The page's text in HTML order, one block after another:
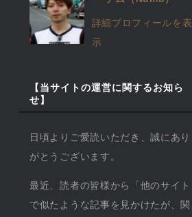
詳細プロフィールを表
示
【当サイトの運営に関するお知ら
せ】
日頃よりご愛読いただき、誠にあり
がとうございます。
最近、読者の皆様から「他のサイト
で似たような記事を見かけたが、関